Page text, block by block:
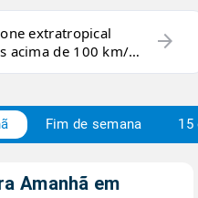
extratropical
acima de 100 km/h
arrow_forward
Fim de semana 15
Amanhã em